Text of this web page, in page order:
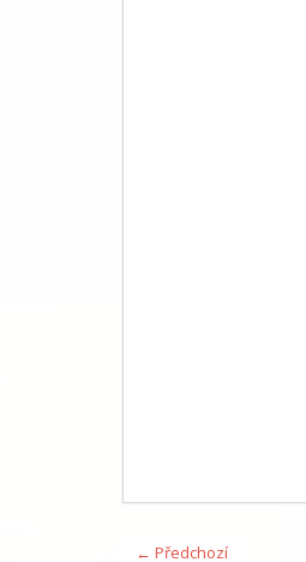
← Předchozí